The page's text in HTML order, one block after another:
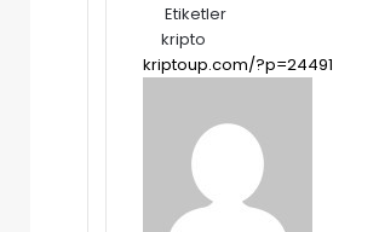
Etiketler
kripto